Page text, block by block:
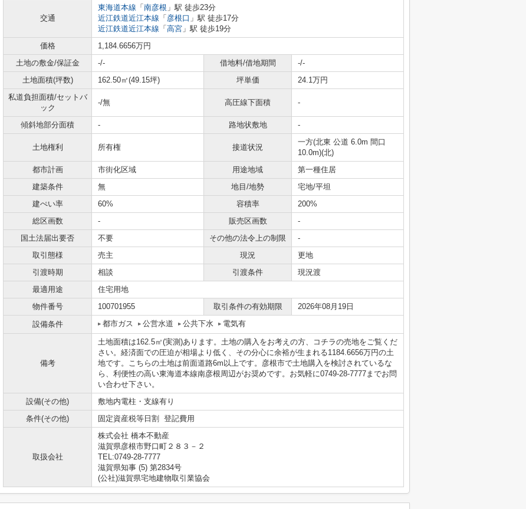
交通
東海道本線 「 南彦根 」駅 徒歩23分
近江鉄道近江本線 「 彦根口 」駅 徒歩17分
近江鉄道近江本線 「 高宮 」駅 徒歩19分
価格
1,184.6656万円
土地の敷金/保証金
-/- 借地料/借地期間
-/-
土地面積(坪数)
162.50㎡(49.15坪) 坪単価
24.1万円
私道負担面積/セットバ
ック
-/無 高圧線下面積 -
傾斜地部分面積 - 路地状敷地 -
土地権利 所有権 接道状況
一方(北東 公道 6.0m 間口
10.0m)(北)
都市計画
市街化区域 用途地域
第一種住居
建築条件
無 地目/地勢
宅地/平坦
建ぺい率
60% 容積率
200%
総区画数
- 販売区画数
-
国土法届出要否
不要 その他の法令上の制限
-
取引態様
売主 現況
更地
引渡時期
相談 引渡条件
現況渡
最適用途
住宅用地
物件番号
100701955 取引条件の有効期限
2026年08月19日
設備条件
都市ガス 公営水道 公共下水 電気有
備考
土地面積は162.5㎡(実測)あります。土地の購入をお考えの方、コチラの売地をご覧くだ
さい。経済面での圧迫が相場より低く、その分心に余裕が生まれる1184.6656万円の土
地です。こちらの土地は前面道路6m以上です。彦根市で土地購入を検討されているな
ら、利便性の高い東海道本線南彦根周辺がお奨めです。お気軽に0749-28-7777までお問
い合わせ下さい。
設備(その他)
敷地内電柱・支線有り
条件(その他)
固定資産税等日割 登記費用
取扱会社
株式会社 橋本不動産
滋賀県彦根市野口町２８３－２
TEL:0749-28-7777
滋賀県知事 (5) 第2834号
(公社)滋賀県宅地建物取引業協会